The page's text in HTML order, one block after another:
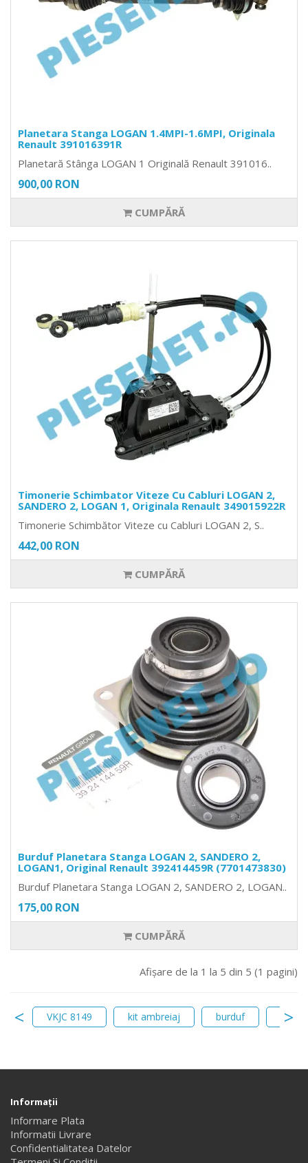
Planetara Stanga LOGAN 1.4MPI-1.6MPI, Originala
Renault 391016391R
Planetară Stânga LOGAN 1 Originală Renault 391016..
900,00 RON
CUMPĂRĂ
Timonerie Schimbator Viteze Cu Cabluri LOGAN 2,
SANDERO 2, LOGAN 1, Originala Renault 349015922R
Timonerie Schimbător Viteze cu Cabluri LOGAN 2, S..
442,00 RON
CUMPĂRĂ
Burduf Planetara Stanga LOGAN 2, SANDERO 2,
LOGAN1, Original Renault 392414459R (7701473830)
Burduf Planetara Stanga LOGAN 2, SANDERO 2, LOGAN..
175,00 RON
CUMPĂRĂ
Afişare de la 1 la 5 din 5 (1 pagini)
VKJC 8149 kit ambreiaj burduf kit
Informaţii
Informare Plata
Informatii Livrare
Confidentialitatea Datelor